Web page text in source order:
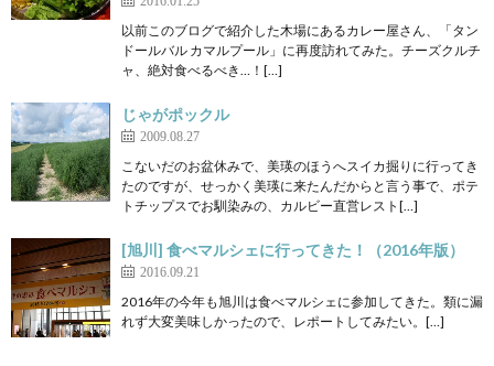
以前このブログで紹介した木場にあるカレー屋さん、「タン
ドールバル カマルプール」に再度訪れてみた。チーズクルチ
ャ、絶対食べるべき…！[…]
じゃがポックル
2009.08.27
こないだのお盆休みで、美瑛のほうへスイカ掘りに行ってき
たのですが、せっかく美瑛に来たんだからと言う事で、ポテ
トチップスでお馴染みの、カルビー直営レスト[…]
[旭川] 食べマルシェに行ってきた！（2016年版）
2016.09.21
2016年の今年も旭川は食べマルシェに参加してきた。類に漏
れず大変美味しかったので、レポートしてみたい。[…]